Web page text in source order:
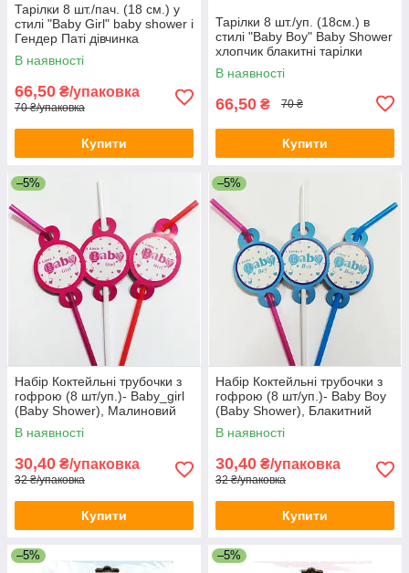
Тарілки 8 шт./пач. (18 см.) у
стилі "Baby Girl" baby shower і
Гендер Паті дівчинка
В наявності
66,50 ₴/упаковка
70 ₴/упаковка
Купити
Тарілки 8 шт./уп. (18см.) в
стилі "Baby Boy" Baby Shower
хлопчик блакитні тарілки
В наявності
66,50 ₴ 70 ₴
Купити
–5%
Набір Коктейльні трубочки з
гофрою (8 шт/уп.)- Baby_girl
(Baby Shower), Малиновий
В наявності
30,40 ₴/упаковка
32 ₴/упаковка
Купити
–5%
Набір Коктейльні трубочки з
гофрою (8 шт/уп.)- Baby Boy
(Baby Shower), Блакитний
В наявності
30,40 ₴/упаковка
32 ₴/упаковка
Купити
–5% –5%